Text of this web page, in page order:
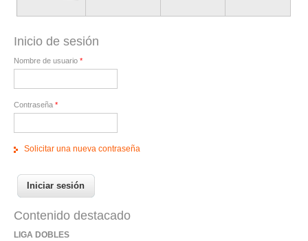
Inicio de sesión
Nombre de usuario *
Contraseña *
Solicitar una nueva contraseña
Contenido destacado
LIGA DOBLES